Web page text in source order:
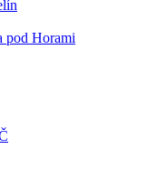
pod Horami